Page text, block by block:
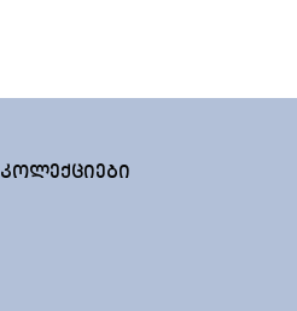
ᲙᲝᲚᲔᲥᲪᲘᲔᲑᲘ